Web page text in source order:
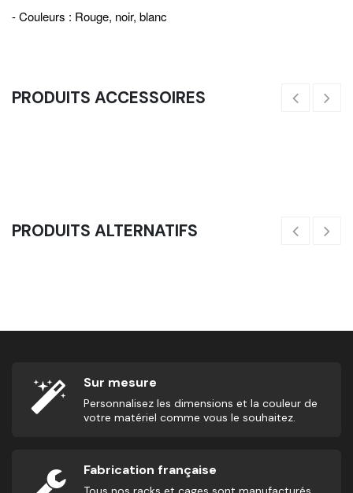
- Couleurs : Rouge, noir, blanc
PRODUITS ACCESSOIRES
PRODUITS ALTERNATIFS
Sur mesure
Personnalisez les dimensions et la couleur de
votre matériel comme vous le souhaitez.
Fabrication française